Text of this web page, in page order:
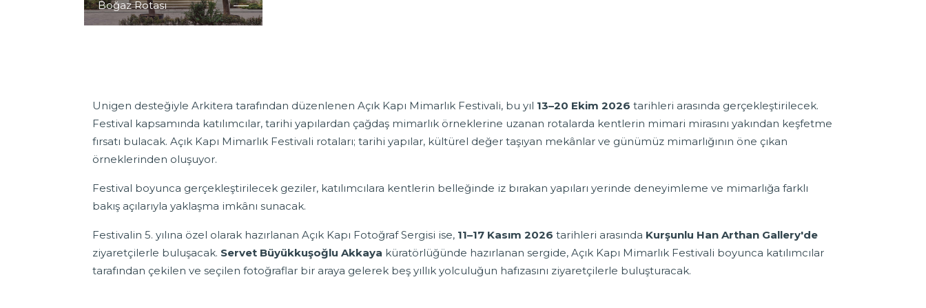
Boğaz Rotası
Unigen desteğiyle Arkitera tarafından düzenlenen Açık Kapı Mimarlık Festivali, bu yıl 13–20 Ekim 2026 tarihleri arasında gerçekleştirilecek.
Festival kapsamında katılımcılar, tarihi yapılardan çağdaş mimarlık örneklerine uzanan rotalarda kentlerin mimari mirasını yakından keşfetme
fırsatı bulacak. Açık Kapı Mimarlık Festivali rotaları; tarihi yapılar, kültürel değer taşıyan mekânlar ve günümüz mimarlığının öne çıkan
örneklerinden oluşuyor.
Festival boyunca gerçekleştirilecek geziler, katılımcılara kentlerin belleğinde iz bırakan yapıları yerinde deneyimleme ve mimarlığa farklı
bakış açılarıyla yaklaşma imkânı sunacak.
Festivalin 5. yılına özel olarak hazırlanan Açık Kapı Fotoğraf Sergisi ise, 11–17 Kasım 2026 tarihleri arasında Kurşunlu Han Arthan Gallery'de
ziyaretçilerle buluşacak. Servet Büyükkuşoğlu Akkaya küratörlüğünde hazırlanan sergide, Açık Kapı Mimarlık Festivali boyunca katılımcılar
tarafından çekilen ve seçilen fotoğraflar bir araya gelerek beş yıllık yolculuğun hafızasını ziyaretçilerle buluşturacak.